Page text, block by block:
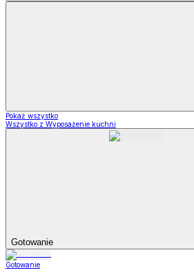
Pokaż wszystko
Wszystko z Wyposażenie kuchni
Gotowanie
Gotowanie